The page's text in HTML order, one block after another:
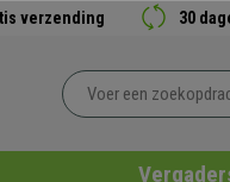
verzending 30